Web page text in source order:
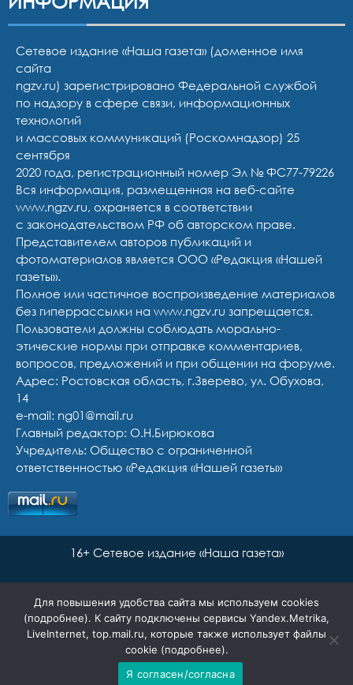
Сетевое издание «Наша газета» (доменное имя
сайта
ngzv.ru) зарегистрировано Федеральной службой
по надзору в сфере связи, информационных
технологий
и массовых коммуникаций (Роскомнадзор) 25
сентября
2020 года, регистрационный номер Эл № ФС77-79226
Вся информация, размещенная на веб-сайте
www.ngzv.ru, охраняется в соответствии
с законодательством РФ об авторском праве.
Представителем авторов публикаций и
фотоматериалов является ООО «Редакция «Нашей
газеты».
Полное или частичное воспроизведение материалов
без гиперрассылки на www.ngzv.ru запрещается.
Пользователи должны соблюдать морально-
этические нормы при отправке комментариев,
вопросов, предложений и при общении на форуме.
Адрес: Ростовская область, г.Зверево, ул. Обухова,
14
e-mail: ng01@mail.ru
Главный редактор: О.Н.Бирюкова
Учредитель: Общество с ограниченной
ответственностью «Редакция «Нашей газеты»
16+ Сетевое издание «Наша газета»
Сайт разработан Ян Маар
Для повышения удобства сайта мы используем cookies
(подробнее). К сайту подключены сервисы Yandex.Metrika,
LiveInternet, top.mail.ru, которые также использует файлы
cookie (подробнее).
Я согласен/согласна